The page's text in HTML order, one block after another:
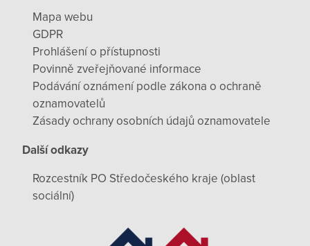
Mapa webu
GDPR
Prohlášení o přístupnosti
Povinně zveřejňované informace
Podávání oznámení podle zákona o ochraně
oznamovatelů
Zásady ochrany osobních údajů oznamovatele
Další odkazy
Rozcestník PO Středočeského kraje (oblast
sociální)